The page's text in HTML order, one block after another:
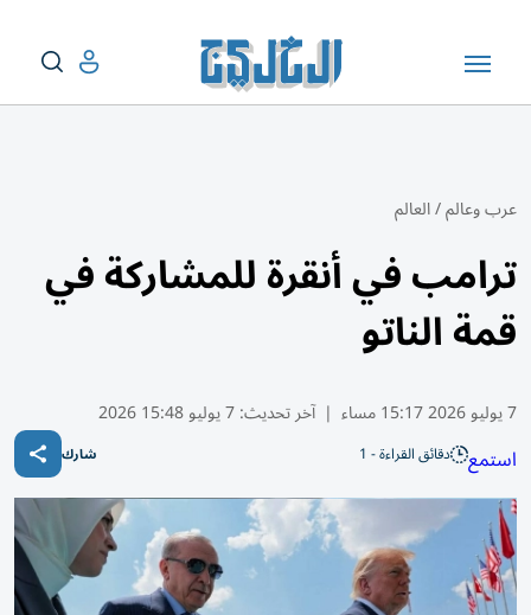
عرب وعالم/العالم
ترامب في أنقرة للمشاركة في
قمة الناتو
7 يوليو 2026 15:17 مساء | آخر تحديث:7 يوليو 15:48 2026
استمع دقائق القراءة - 1 شارك